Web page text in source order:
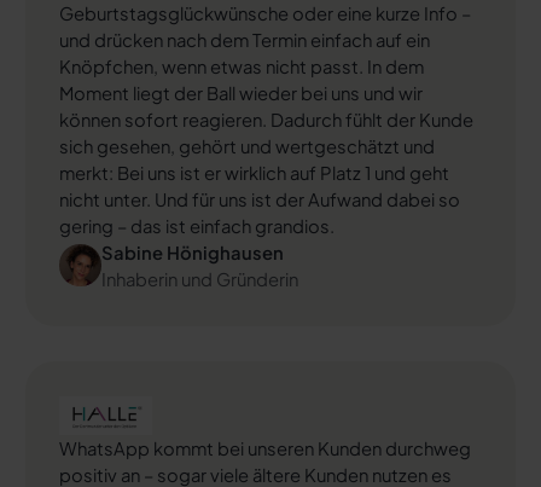
Geburtstagsglückwünsche oder eine kurze Info –
und drücken nach dem Termin einfach auf ein
Knöpfchen, wenn etwas nicht passt. In dem
Moment liegt der Ball wieder bei uns und wir
können sofort reagieren. Dadurch fühlt der Kunde
sich gesehen, gehört und wertgeschätzt und
merkt: Bei uns ist er wirklich auf Platz 1 und geht
nicht unter. Und für uns ist der Aufwand dabei so
gering – das ist einfach grandios.
Sabine Hönighausen
Inhaberin und Gründerin
WhatsApp kommt bei unseren Kunden durchweg
positiv an – sogar viele ältere Kunden nutzen es